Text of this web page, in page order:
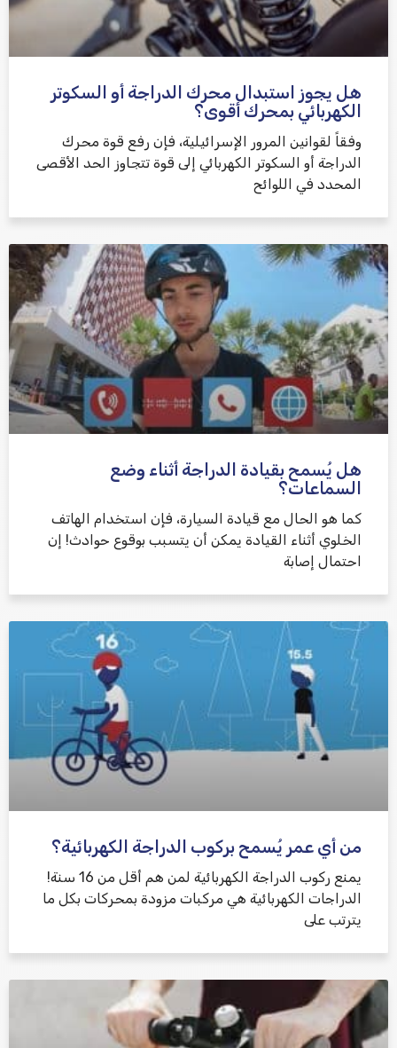
هل يجوز استبدال محرك الدراجة أو السكوتر
الكهربائي بمحرك أقوى؟
وفقاً لقوانين المرور الإسرائيلية، فإن رفع قوة محرك
الدراجة أو السكوتر الكهربائي إلى قوة تتجاوز الحد الأقصى
المحدد في اللوائح
هل يُسمح بقيادة الدراجة أثناء وضع
السماعات؟
كما هو الحال مع قيادة السيارة، فإن استخدام الهاتف
الخلوي أثناء القيادة يمكن أن يتسبب بوقوع حوادث! إن
احتمال إصابة
من أي عمر يُسمح بركوب الدراجة الكهربائية؟
يمنع ركوب الدراجة الكهربائية لمن هم أقل من 16 سنة!
الدراجات الكهربائية هي مركبات مزودة بمحركات بكل ما
يترتب على